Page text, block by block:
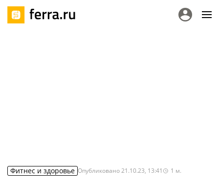
Фитнес и здоровье Опубликовано21.10.23, 13:41 1 м.